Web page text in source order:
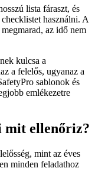
lista fáraszt, és
használni. A
az idő nem
kulcsa a
a felelős, ugyanaz a
sablonok és
emlékezetre
mit ellenőriz?
mint az éves
minden feladathoz